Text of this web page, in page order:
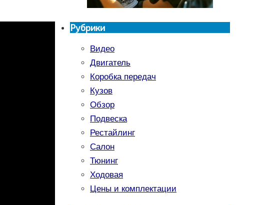
Рубрики
Видео
Двигатель
Коробка передач
Кузов
Обзор
Подвеска
Рестайлинг
Салон
Тюнинг
Ходовая
Цены и комплектации